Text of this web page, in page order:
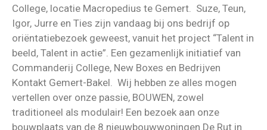
College, locatie Macropedius te Gemert. Suze, Teun,
Igor, Jurre en Ties zijn vandaag bij ons bedrijf op
oriëntatiebezoek geweest, vanuit het project “Talent in
beeld, Talent in actie”. Een gezamenlijk initiatief van
Commanderij College, New Boxes en Bedrijven
Kontakt Gemert-Bakel. Wij hebben ze alles mogen
vertellen over onze passie, BOUWEN, zowel
traditioneel als modulair! Een bezoek aan onze
bouwplaats van de 8 nieuwbouwwoningen De Rut in